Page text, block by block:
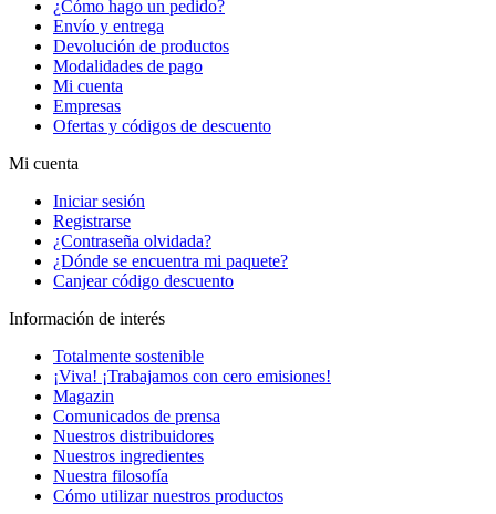
¿Cómo hago un pedido?
Envío y entrega
Devolución de productos
Modalidades de pago
Mi cuenta
Empresas
Ofertas y códigos de descuento
Mi cuenta
Iniciar sesión
Registrarse
¿Contraseña olvidada?
¿Dónde se encuentra mi paquete?
Canjear código descuento
Información de interés
Totalmente sostenible
¡Viva! ¡Trabajamos con cero emisiones!
Magazin
Comunicados de prensa
Nuestros distribuidores
Nuestros ingredientes
Nuestra filosofía
Cómo utilizar nuestros productos